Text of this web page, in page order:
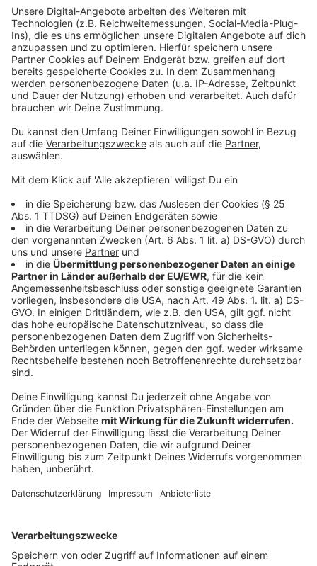
kosten. Zwar sollen persönliche Verfehlungen der
Grund für den Abgang sein, die aber wohl nicht für eine
Kündigung des noch dreieinhalb Jahre laufenden
Vertrags taugten. Die Steuerzahler hätten ein Recht
darauf zu erfahren, was dieser vorzeitige Abgang
koste - der VRR reagiere darauf aber mit
Heimlichtuerei und habe die Kosten bislang nicht
beziffert, so die Kritik.
Anzeige
©picture alliance/dpa | Roland Weihrauch
Anzeige
Jüdisches Museum in Köln
Anzeige
Nicht zum ersten Mal beschäftigt sich der
Steuerzahlerbund mit dem
Inzwischen seien die Kosten für das Museum und den
unterirdischen Rundgang von 48 auf 190 Millionen Euro
gestiegen. 2.000 Jahre Kölner Stadtgeschichte sollen
in einem 600 Meter langen unterirdischen Rundgang
namens"Miqua"
erlebbar werden. Gezeigt werden
Statthalterpalasts, eines mittelalterlichen jüdischen
Eröffnungstermin Ende 2019 sei inzwischen auf Ende
2027 verschoben worden.